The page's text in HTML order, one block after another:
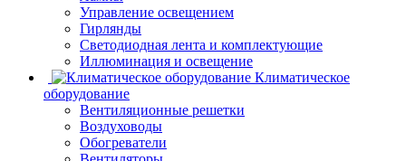
Управление освещением
Гирлянды
Светодиодная лента и комплектующие
Иллюминация и освещение
Климатическое
оборудование
Вентиляционные решетки
Воздуховоды
Обогреватели